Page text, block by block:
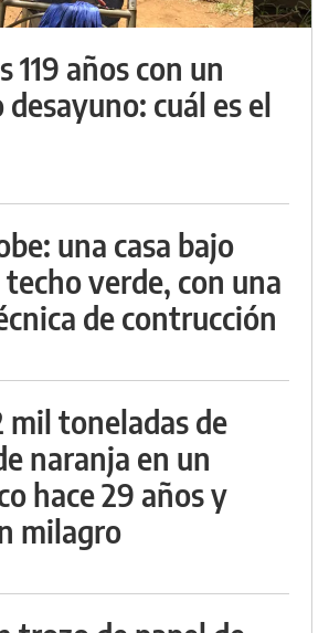
119 años con un
cuál es el
una casa bajo
verde, con una
de contrucción
mil toneladas de
naranja en un
hace 29 años y
milagro